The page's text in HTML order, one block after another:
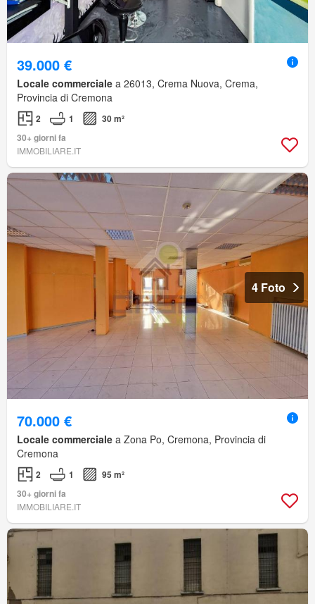
39.000 €
Locale commerciale a 26013, Crema Nuova, Crema,
Provincia di Cremona
2 1
30 m²
30+ giorni fa
IMMOBILIARE.IT
4 Foto
70.000 €
Locale commerciale a Zona Po, Cremona, Provincia di
Cremona
2 1
95 m²
30+ giorni fa
IMMOBILIARE.IT